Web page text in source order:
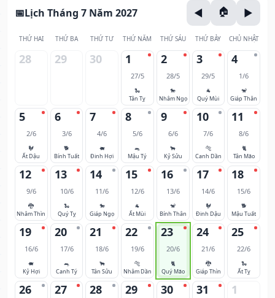
Lịch Tháng 7 Năm 2027
THỨ HAI THỨ BA THỨ TƯ THỨ NĂM THỨ SÁU THỨ BẢY CHỦ NHẬT
28 29 30 1
27/5
🐍
Tân Tỵ
2
28/5
🐎
Nhâm Ngọ
3
29/5
🐐
Quý Mùi
4
1/6
🐒
Giáp Thân
5
2/6
🐓
Ất Dậu
6
3/6
🐕
Bính Tuất
7
4/6
🐖
Đinh Hợi
8
5/6
🐀
Mậu Tý
9
6/6
🐂
Kỷ Sửu
10
7/6
🐅
Canh Dần
11
8/6
🐈
Tân Mão
12
9/6
🐉
Nhâm Thìn
13
10/6
🐍
Quý Tỵ
14
11/6
🐎
Giáp Ngọ
15
12/6
🐐
Ất Mùi
16
13/6
🐒
Bính Thân
17
14/6
🐓
Đinh Dậu
18
15/6
🐕
Mậu Tuất
19
16/6
🐖
Kỷ Hợi
20
17/6
🐀
Canh Tý
21
18/6
🐂
Tân Sửu
22
19/6
🐅
Nhâm Dần
23
20/6
🐈
Quý Mão
24
21/6
🐉
Giáp Thìn
25
22/6
🐍
Ất Tỵ
26 27 28 29 30 31 1